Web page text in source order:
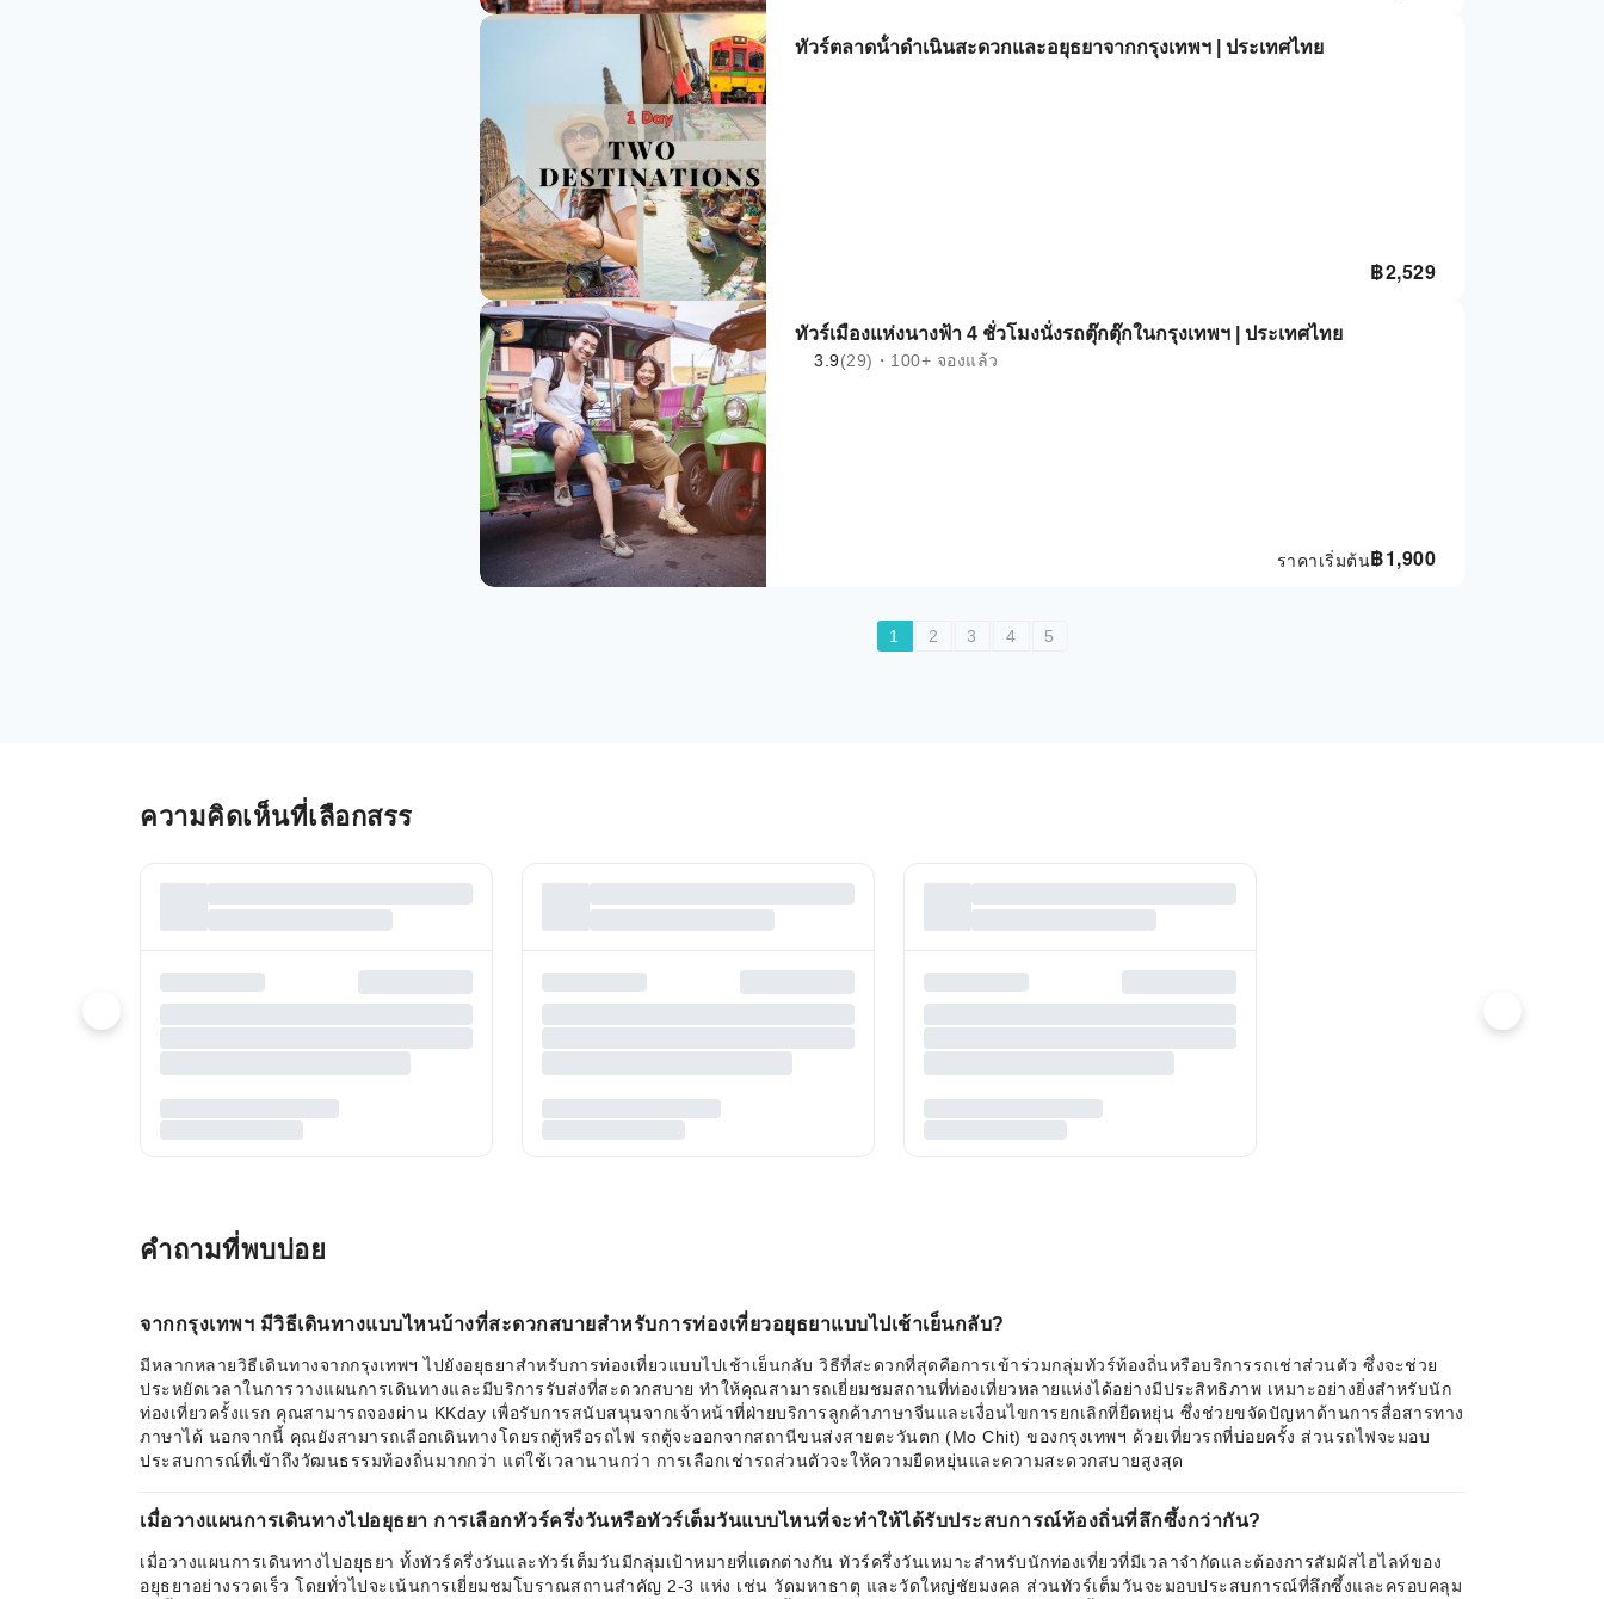
ทัวร์ตลาดน้ําดําเนินสะดวกและอยุธยาจากกรุงเทพฯ | ประเทศไทย
฿2,529
ทัวร์เมืองแห่งนางฟ้า 4 ชั่วโมงนั่งรถตุ๊กตุ๊กในกรุงเทพฯ | ประเทศไทย
3.9(29)・100+ จองแล้ว
฿1,900
ราคาเริ่มต้น
1 2 3 4 5
ความคิดเห็นที่เลือกสรร
คำถามที่พบบ่อย
จากกรุงเทพฯ มีวิธีเดินทางแบบไหนบ้างที่สะดวกสบายสำหรับการท่องเที่ยวอยุธยาแบบไปเช้าเย็นกลับ?
มีหลากหลายวิธีเดินทางจากกรุงเทพฯ ไปยังอยุธยาสำหรับการท่องเที่ยวแบบไปเช้าเย็นกลับ วิธีที่สะดวกที่สุดคือการเข้าร่วมกลุ่มทัวร์ท้องถิ่นหรือบริการรถเช่าส่วนตัว ซึ่งจะช่วย
ประหยัดเวลาในการวางแผนการเดินทางและมีบริการรับส่งที่สะดวกสบาย ทำให้คุณสามารถเยี่ยมชมสถานที่ท่องเที่ยวหลายแห่งได้อย่างมีประสิทธิภาพ เหมาะอย่างยิ่งสำหรับนัก
ท่องเที่ยวครั้งแรก คุณสามารถจองผ่าน KKday เพื่อรับการสนับสนุนจากเจ้าหน้าที่ฝ่ายบริการลูกค้าภาษาจีนและเงื่อนไขการยกเลิกที่ยืดหยุ่น ซึ่งช่วยขจัดปัญหาด้านการสื่อสารทาง
ภาษาได้ นอกจากนี้ คุณยังสามารถเลือกเดินทางโดยรถตู้หรือรถไฟ รถตู้จะออกจากสถานีขนส่งสายตะวันตก (Mo Chit) ของกรุงเทพฯ ด้วยเที่ยวรถที่บ่อยครั้ง ส่วนรถไฟจะมอบ
ประสบการณ์ที่เข้าถึงวัฒนธรรมท้องถิ่นมากกว่า แต่ใช้เวลานานกว่า การเลือกเช่ารถส่วนตัวจะให้ความยืดหยุ่นและความสะดวกสบายสูงสุด
เมื่อวางแผนการเดินทางไปอยุธยา การเลือกทัวร์ครึ่งวันหรือทัวร์เต็มวันแบบไหนที่จะทำให้ได้รับประสบการณ์ท้องถิ่นที่ลึกซึ้งกว่ากัน?
เมื่อวางแผนการเดินทางไปอยุธยา ทั้งทัวร์ครึ่งวันและทัวร์เต็มวันมีกลุ่มเป้าหมายที่แตกต่างกัน ทัวร์ครึ่งวันเหมาะสำหรับนักท่องเที่ยวที่มีเวลาจำกัดและต้องการสัมผัสไฮไลท์ของ
อยุธยาอย่างรวดเร็ว โดยทั่วไปจะเน้นการเยี่ยมชมโบราณสถานสำคัญ 2-3 แห่ง เช่น วัดมหาธาตุ และวัดใหญ่ชัยมงคล ส่วนทัวร์เต็มวันจะมอบประสบการณ์ที่ลึกซึ้งและครอบคลุม